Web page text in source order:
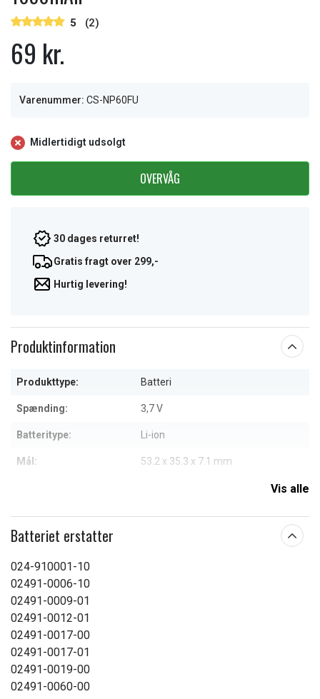
5 (2)
69 kr.
Varenummer: CS-NP60FU
Midlertidigt udsolgt
OVERVÅG
30 dages returret!
Gratis fragt over 299,-
Hurtig levering!
Produktinformation
Produkttype: Batteri
Spænding: 3,7 V
Batteritype: Li-ion
Mål: 53.2 x 35.3 x 7.1 mm
Vægt: 23,4 g
Vis alle
Batteriet erstatter
024-910001-10
02491-0006-10
02491-0009-01
02491-0012-01
02491-0017-00
02491-0017-01
02491-0019-00
02491-0060-00